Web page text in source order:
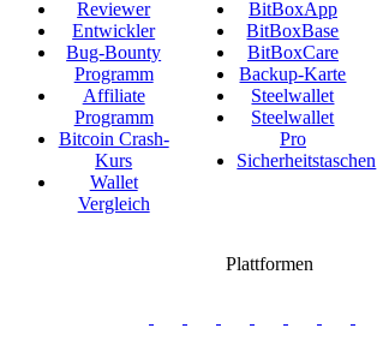
Reviewer
Entwickler
Bug-Bounty
Programm
Affiliate
Programm
Bitcoin Crash-
Kurs
Wallet
Vergleich
BitBoxApp
BitBoxBase
BitBoxCare
Backup-Karte
Steelwallet
Steelwallet
Pro
Sicherheitstaschen
Plattformen
swiss
group